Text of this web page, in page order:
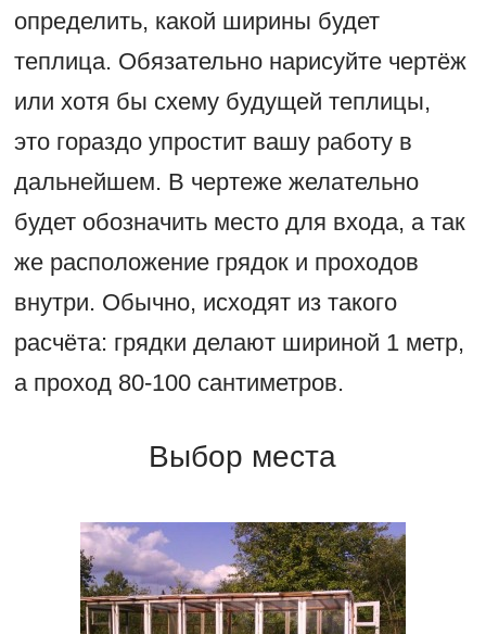
определить, какой ширины будет
теплица. Обязательно нарисуйте чертёж
или хотя бы схему будущей теплицы,
это гораздо упростит вашу работу в
дальнейшем. В чертеже желательно
будет обозначить место для входа, а так
же расположение грядок и проходов
внутри. Обычно, исходят из такого
расчёта: грядки делают шириной 1 метр,
а проход 80-100 сантиметров.
Выбор места